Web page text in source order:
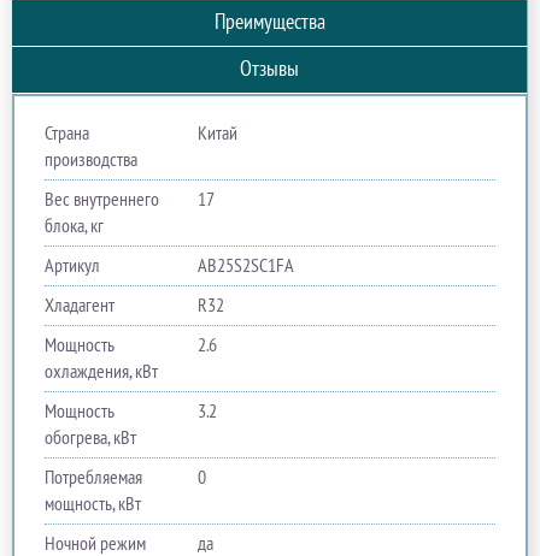
Преимущества
Отзывы
Страна
производства
Китай
Вес внутреннего
блока, кг
17
Артикул
AB25S2SC1FA
Хладагент
R32
Мощность
охлаждения, кВт
2.6
Мощность
обогрева, кВт
3.2
Потребляемая
мощность, кВт
0
Ночной режим
да